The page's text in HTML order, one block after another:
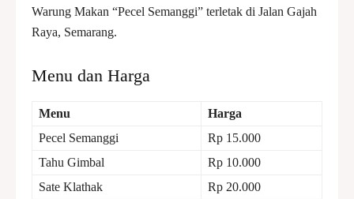
Warung Makan “Pecel Semanggi” terletak di Jalan Gajah
Raya, Semarang.
Menu dan Harga
Menu
Harga
Pecel Semanggi
Rp 15.000
Tahu Gimbal
Rp 10.000
Sate Klathak
Rp 20.000